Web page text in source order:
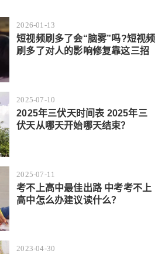
2026-01-13
短视频刷多了会“脑雾”吗?短视频
刷多了对人的影响修复靠这三招
2025-07-10
2025年三伏天时间表 2025年三
伏天从哪天开始哪天结束？
2025-07-11
考不上高中最佳出路 中考考不上
高中怎么办建议读什么？
2023-04-30